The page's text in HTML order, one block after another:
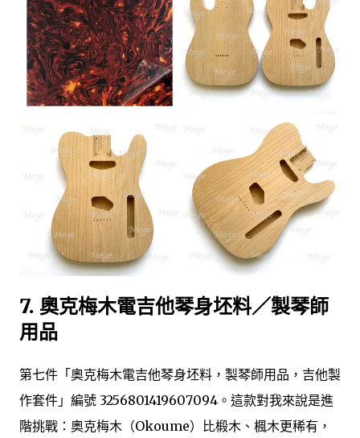
7. 奧克梅木電吉他琴身坯料／製琴師
用品
第七件「奧克梅木電吉他琴身坯料，製琴師用品，吉他製
作套件」編號 3256801419607094。這款對我來說是進
階挑戰：奧克梅木（Okoume）比椴木、楓木更稀有，